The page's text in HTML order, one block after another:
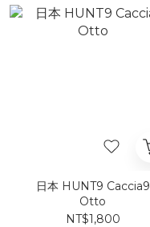
日本 HUNT9 Caccia9
Otto
NT$1,800